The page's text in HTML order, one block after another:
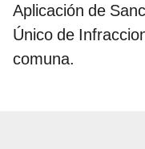
Aplicación de
Único de
comuna.